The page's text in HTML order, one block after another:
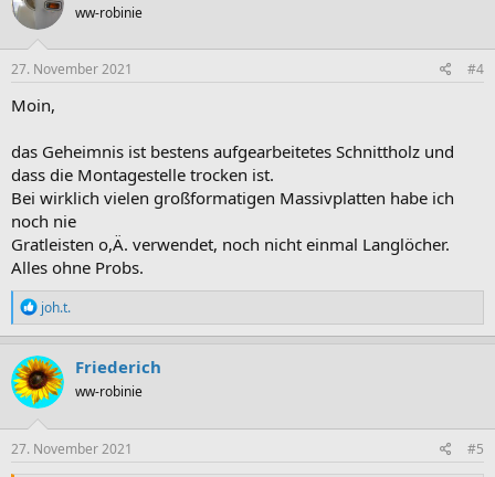
ww-robinie
27. November 2021 #4
Moin,
das Geheimnis ist bestens aufgearbeitetes Schnittholz und
dass die Montagestelle trocken ist.
Bei wirklich vielen großformatigen Massivplatten habe ich
noch nie
Gratleisten o,Ä. verwendet, noch nicht einmal Langlöcher.
Alles ohne Probs.
R
e
a
k
t
i
o
n
e
joh.t.
Friederich
ww-robinie
27. November 2021 #5